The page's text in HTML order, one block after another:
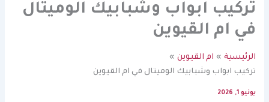
تركيب ابواب وشبابيك الوميتال
في ام القيوين
الرئيسية
ام القيوين
تركيب ابواب وشبابيك الوميتال في ام القيوين
يونيو 1, 2026